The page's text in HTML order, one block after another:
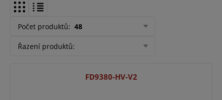
Počet produktů: 48
Řazení produktů:
FD9380-HV-V2